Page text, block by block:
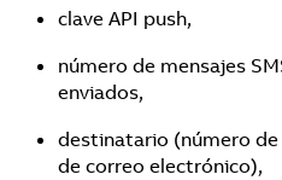
clave API push,
número de mensajes
enviados,
destinatario (número
de correo electrónico),